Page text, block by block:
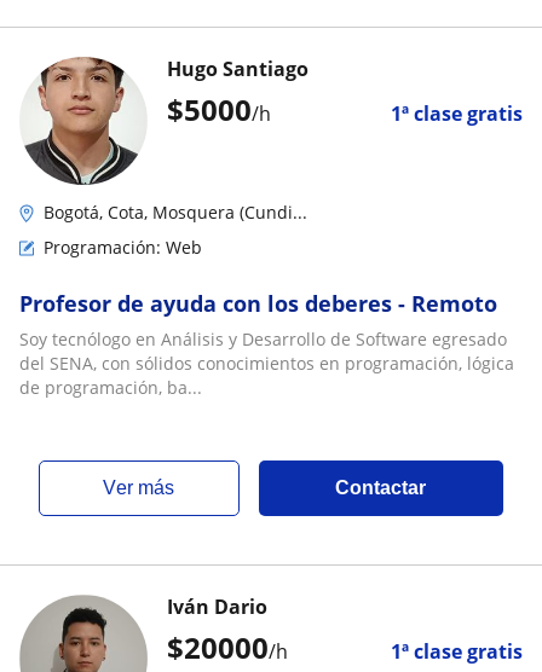
$5000/h 1ª clase gratis
Hugo Santiago
Bogotá, Cota, Mosquera (Cundi...
Programación: Web
Profesor de ayuda con los deberes - Remoto
Soy tecnólogo en Análisis y Desarrollo de Software egresado
del SENA, con sólidos conocimientos en programación, lógica
de programación, ba...
ver más Contactar
$20000/h 1ª clase gratis
Iván Dario